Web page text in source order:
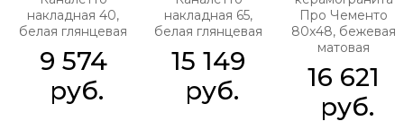
накладная 40,
белая глянцевая
9 574
руб.
накладная 65,
белая глянцевая
15 149
руб.
Про Чементо
80x48, бежевая
матовая
16 621
руб.